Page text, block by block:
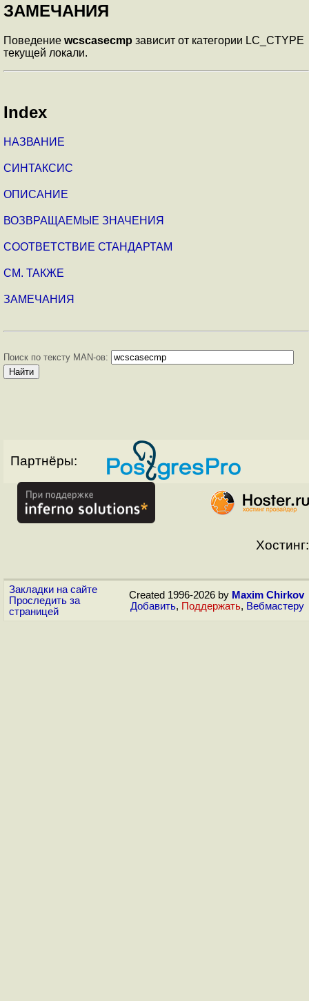
ЗАМЕЧАНИЯ
Поведение wcscasecmp зависит от категории LC_CTYPE
текущей локали.
Index
НАЗВАНИЕ
СИНТАКСИС
ОПИСАНИЕ
ВОЗВРАЩАЕМЫЕ ЗНАЧЕНИЯ
СООТВЕТСТВИЕ СТАНДАРТАМ
СМ. ТАКЖЕ
ЗАМЕЧАНИЯ
Поиск по тексту MAN-ов:
Партнёры:
Хостинг:
Закладки на сайте
Проследить за
страницей
Created 1996-2026 by Maxim Chirkov
Добавить, Поддержать, Вебмастеру